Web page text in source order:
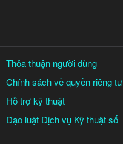
Thỏa thuận người dùng
Chính sách về quyền riêng tư
Hỗ trợ kỹ thuật
Đạo luật Dịch vụ Kỹ thuật số